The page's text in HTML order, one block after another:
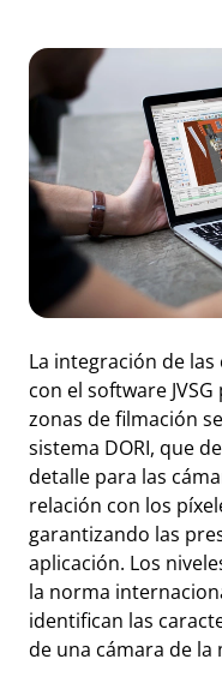
La integración de las
con el software
zonas de filmación
sistema DORI, que
detalle para las
relación con los
garantizando las
aplicación. Los
la norma
identifican las
de una cámara de la